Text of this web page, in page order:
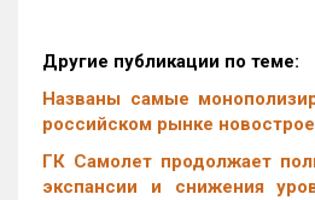
Другие публикации по теме:
Названы самые
российском рынке
ГК Самолет продолжает
экспансии и снижения